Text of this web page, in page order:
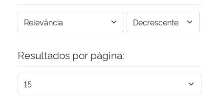
Resultados por página: